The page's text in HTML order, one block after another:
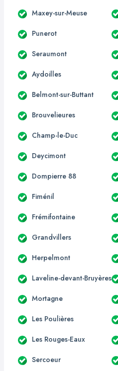
Maxey-sur-Meuse
Punerot
Seraumont
Aydoilles
Belmont-sur-Buttant
Brouvelieures
Champ-le-Duc
Deycimont
Dompierre 88
Fiménil
Frémifontaine
Grandvillers
Herpelmont
Laveline-devant-Bruyères
Mortagne
Les Poulières
Les Rouges-Eaux
Sercoeur